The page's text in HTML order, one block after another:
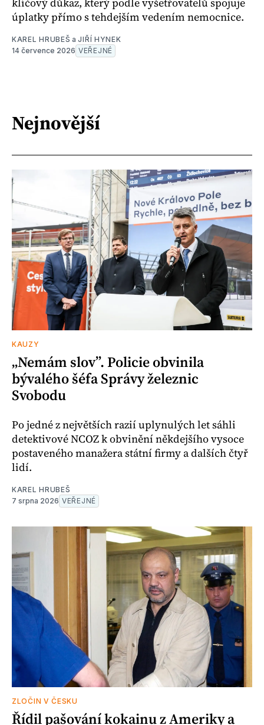
úplatky přímo s tehdejším vedením nemocnice.
KAREL HRUBEŠ aJIŘÍ HYNEK
14 července 2026 VEŘEJNÉ
Nejnovější
KAUZY
„Nemám slov”. Policie obvinila
bývalého šéfa Správy železnic
Svobodu
Po jedné z největších razií uplynulých let sáhli
detektivové NCOZ k obvinění někdejšího vysoce
postaveného manažera státní firmy a dalších čtyř
lidí.
KAREL HRUBEŠ
7 srpna 2026 VEŘEJNÉ
ZLOČIN V ČESKU
Řídil pašování kokainu z Ameriky a